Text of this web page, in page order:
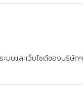
บและเว็บไซต์ของบริษัท